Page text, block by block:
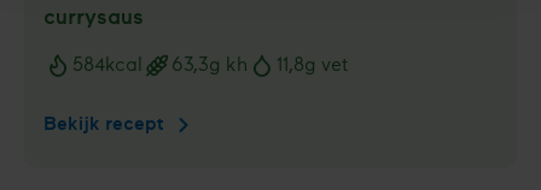
currysaus
584kcal 63,3g kh 11,8g vet
Bekijk recept Snijbonen